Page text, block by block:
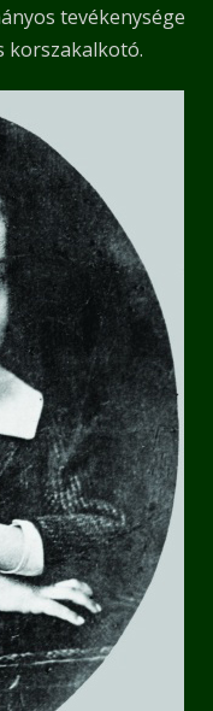
tevékenysége
korszakalkotó.